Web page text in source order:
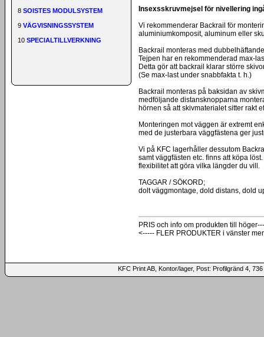
8 SOISTES MODULSYSTEM
9 VÄGVISNINGSSYSTEM
10 SPECIALTILLVERKNING
Insexsskruvmejsel för nivellering
Vi rekommenderar Backrail för
aluminiumkomposit, aluminum eller
Backrail monteras med
Tejpen har en rekommenderad max-
Detta gör att backrail klarar större
(Se max-last under snabbfakta t. h.)
Backrail monteras på baksidan av
medföljande distansknopparna
hörnen så att skivmaterialet sitter rakt
Monteringen mot väggen är extremt
med de justerbara väggfästena ger
Vi på KFC lagerhåller dessutom
samt väggfästen etc. finns att köpa
flexibilitet att göra vilka längder du vill.
TAGGAR / SÖKORD;
dolt väggmontage, dold distans, dold
PRIS och info om produkten till
<----- FLER PRODUKTER i vänster
KFC Print AB, Kontor/lager, Post: Profilgränd 4,